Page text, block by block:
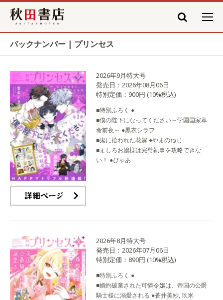
秋田書店
バックナンバー | プリンセス
2026年9月特大号
発売日：2026年08月06日
特別定価：900円 (10%税込)
■特別ふろく ●
■僕の陛下になってください～学園国家革
命前夜～ ●黒衣シラフ
■鬼に拾われた花嫁 ●やまのねじ
■ましろお嬢様は完璧執事を攻略できな
い！ ●ぴゃあ
2026年8月特大号
発売日：2026年07月06日
特別定価：890円 (10%税込)
■特別ふろく ●
■婚約破棄された可憐令嬢は、帝国の公爵
騎士様に溺愛される ●蒼井美紗, 玖米